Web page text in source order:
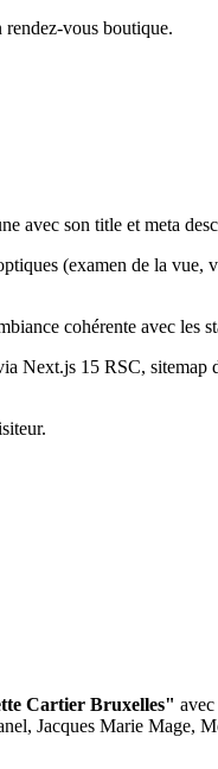
rendez-vous boutique.
avec son title et meta
(examen de la vue,
cohérente avec les
Next.js 15 RSC,
Cartier Bruxelles" avec
Jacques Marie Mage,